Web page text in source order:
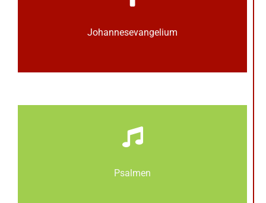
Johannes­­evangelium
Psalmen